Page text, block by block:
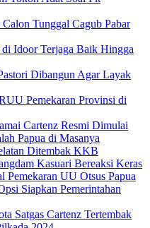
Tunggal Cagub Pabar
Idoor Terjaga Baik Hingga
Dibangun Agar Layak
Pemekaran Provinsi di
Cartenz Resmi Dimulai
Papua di Masanya
Ditembak KKB
Kasuari Bereaksi Keras
Pemekaran UU Otsus Papua
Siapkan Pemerintahan
Satgas Cartenz Tertembak